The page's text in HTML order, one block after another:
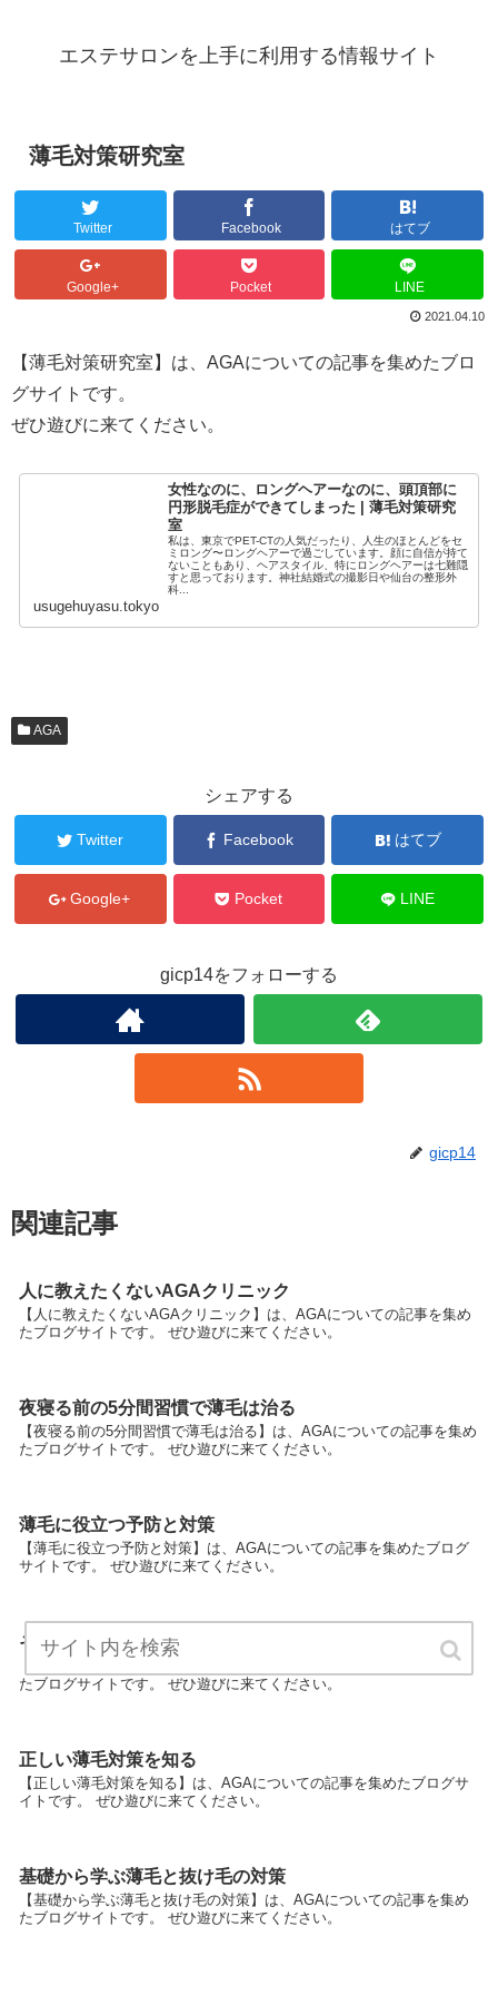
エステサロンを上手に利用する情報サイト
薄毛対策研究室
Twitter Facebook はてブ
Google+ Pocket LINE
2021.04.10
【薄毛対策研究室】は、AGAについての記事を集めたブロ
グサイトです。
ぜひ遊びに来てください。
女性なのに、ロングヘアーなのに、頭頂部に
円形脱毛症ができてしまった | 薄毛対策研究
室
私は、東京でPET-CTの人気だったり、人生のほとんどをセ
ミロング〜ロングヘアーで過ごしています。顔に自信が持て
ないこともあり、ヘアスタイル、特にロングヘアーは七難隠
すと思っております。神社結婚式の撮影日や仙台の整形外
科...
usugehuyasu.tokyo
AGA
シェアする
Twitter Facebook はてブ
Google+ Pocket LINE
gicp14をフォローする
gicp14
関連記事
人に教えたくないAGAクリニック
【人に教えたくないAGAクリニック】は、AGAについての記事を集め
たブログサイトです。 ぜひ遊びに来てください。
夜寝る前の5分間習慣で薄毛は治る
【夜寝る前の5分間習慣で薄毛は治る】は、AGAについての記事を集め
たブログサイトです。 ぜひ遊びに来てください。
薄毛に役立つ予防と対策
【薄毛に役立つ予防と対策】は、AGAについての記事を集めたブログ
サイトです。 ぜひ遊びに来てください。
そろそろ気になる薄毛の対策方法
【そろそろ気になる薄毛の対策方法】は、AGAについての記事を集め
たブログサイトです。 ぜひ遊びに来てください。
正しい薄毛対策を知る
【正しい薄毛対策を知る】は、AGAについての記事を集めたブログサ
イトです。 ぜひ遊びに来てください。
基礎から学ぶ薄毛と抜け毛の対策
【基礎から学ぶ薄毛と抜け毛の対策】は、AGAについての記事を集め
たブログサイトです。 ぜひ遊びに来てください。